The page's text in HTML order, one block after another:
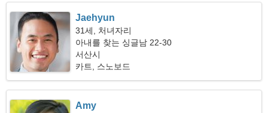
Jaehyun
31세, 처녀자리
아내를 찾는 싱글남 22-30
서산시
카트, 스노보드
Amy